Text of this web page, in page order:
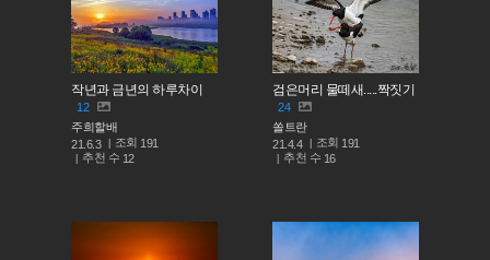
작년과 금년의 하루차이
12
주희할배
21.6.3
조회 191
추천 수 12
검은머리 물떼새.....짝짓기
24
쏠트란
21.4.4
조회 191
추천 수 16